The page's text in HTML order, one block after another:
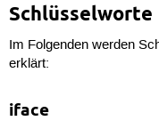
Schlüsselworte
Im Folgenden werden
erklärt:
iface